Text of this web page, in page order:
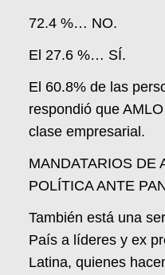
72.4 %… NO.
El 27.6 %… SÍ.
El 60.8% de las
respondió que
clase empresarial.
MANDATARIOS DE
POLÍTICA ANTE
También está una
País a líderes y ex
Latina, quienes